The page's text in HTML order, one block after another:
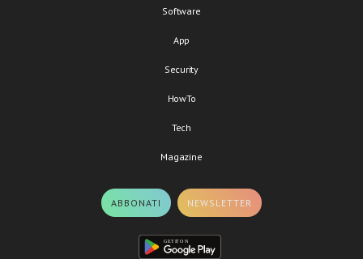
Software
App
Security
HowTo
Tech
Magazine
ABBONATI NEWSLETTER